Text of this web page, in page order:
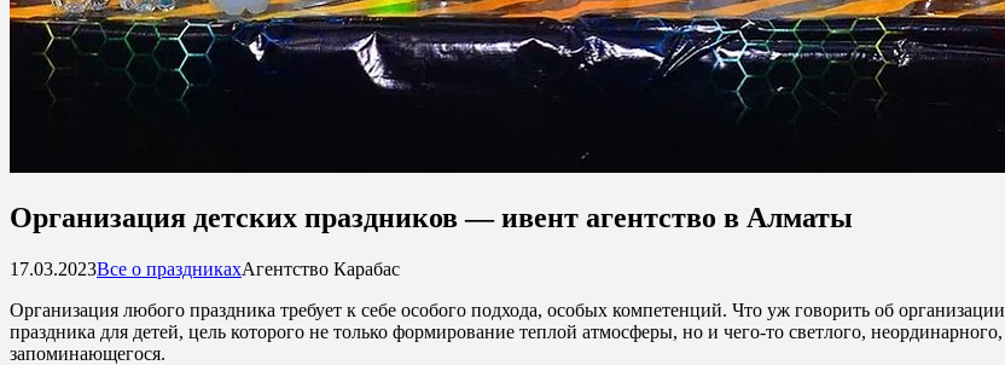
Организация детских праздников — ивент агентство в Алматы
17.03.2023Все о праздникахАгентство Карабас
Организация любого праздника требует к себе особого подхода, особых компетенций. Что уж говорить об организации
праздника для детей, цель которого не только формирование теплой атмосферы, но и чего-то светлого, неординарного,
запоминающегося.